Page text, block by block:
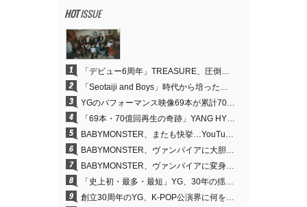
HOTISSUE
1 「デビュー6周年」TREASURE、圧倒的な実力で証明した「YGの宝」の真価
2 「Seotaiji and Boys」時代から培ったダンスDNA…YANG HYUN SUK、YGのパフォーマンスビデオ70億回再生の原点
3 YGのパフォーマンス映像69本が累計70億回再生…YANG HYUN SUKの制作哲学が実を結ぶ
4 「69本・70億回再生の奇跡」YANG HYUN SUK、YGのパフォーマンスビデオを100％自ら手掛けた理由
5 BABYMONSTER、またも快挙…YouTubeワールドワイドトレンドで1位に
6 BABYMONSTER、ヴァンパイアに大胆変身…YouTubeトレンド1位を獲得
7 BABYMONSTER、ヴァンパイアに変身…「MOON」で3か月にわたるプロジェクトを締めくくる
8 「史上初・最多・最短」YG、30年の揺るぎない信念が切り開いたK-POPツアーの新境地
9 創立30周年のYG、K-POP公演界に何を残したのか